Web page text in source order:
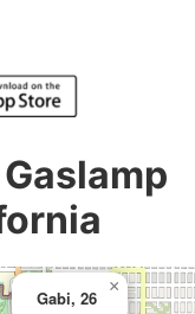
Gabi, 26
×